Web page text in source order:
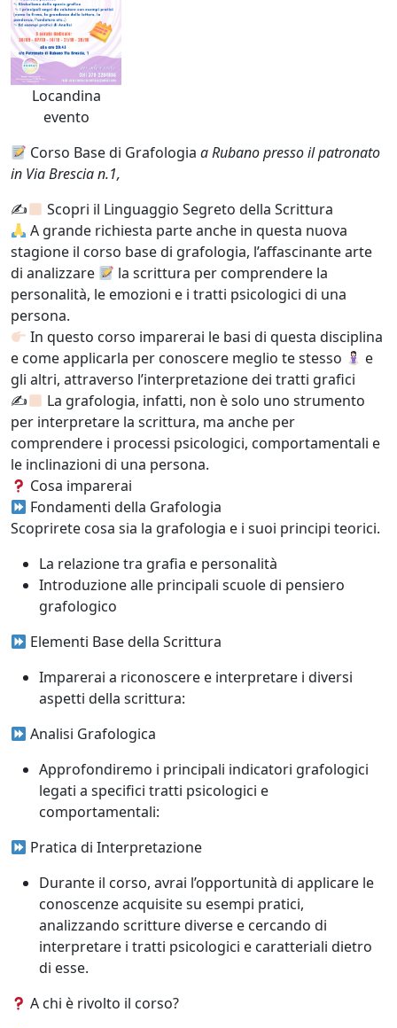
Locandina
evento
Corso Base di Grafologia a Rubano presso il patronato
in Via Brescia n.1,
✍
Scopri il Linguaggio Segreto della Scrittura
A grande richiesta parte anche in questa nuova
stagione il corso base di grafologia, l’affascinante arte
di analizzare
la scrittura per comprendere la
personalità, le emozioni e i tratti psicologici di una
persona.
In questo corso imparerai le basi di questa disciplina
e come applicarla per conoscere meglio te stesso
e
gli altri, attraverso l’interpretazione dei tratti grafici
✍
La grafologia, infatti, non è solo uno strumento
per interpretare la scrittura, ma anche per
comprendere i processi psicologici, comportamentali e
le inclinazioni di una persona.
Cosa imparerai
Fondamenti della Grafologia
Scoprirete cosa sia la grafologia e i suoi principi teorici.
La relazione tra grafia e personalità
Introduzione alle principali scuole di pensiero
grafologico
Elementi Base della Scrittura
Imparerai a riconoscere e interpretare i diversi
aspetti della scrittura:
Analisi Grafologica
Approfondiremo i principali indicatori grafologici
legati a specifici tratti psicologici e
comportamentali:
Pratica di Interpretazione
Durante il corso, avrai l’opportunità di applicare le
conoscenze acquisite su esempi pratici,
analizzando scritture diverse e cercando di
interpretare i tratti psicologici e caratteriali dietro
di esse.
A chi è rivolto il corso?